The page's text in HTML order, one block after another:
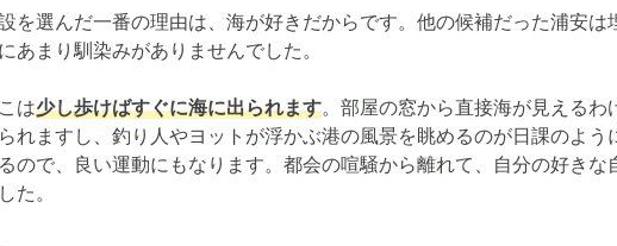
を選んだ一番の理由は、海が好きだからです。他の候補だった浦安
あまり馴染みがありませんでした。
は少し歩けばすぐに海に出られます。部屋の窓から直接海が見える
れますし、釣り人やヨットが浮かぶ港の風景を眺めるのが日課のよ
ので、良い運動にもなります。都会の喧騒から離れて、自分の好きな
た。